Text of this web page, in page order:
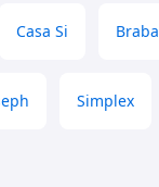
Casa Si
Simplex